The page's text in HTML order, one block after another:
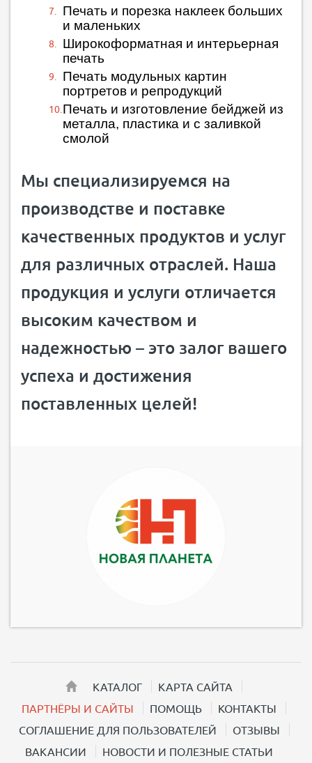
Печать и порезка наклеек больших
и маленьких
Широкоформатная и интерьерная
печать
Печать модульных картин
портретов и репродукций
Печать и изготовление бейджей из
металла, пластика и с заливкой
смолой
Мы специализируемся на
производстве и поставке
качественных продуктов и услуг
для различных отраслей. Наша
продукция и услуги отличается
высоким качеством и
надежностью – это залог вашего
успеха и достижения
поставленных целей!
КАТАЛОГ
КАРТА САЙТА
ПАРТНЁРЫ И САЙТЫ
ПОМОЩЬ
КОНТАКТЫ
СОГЛАШЕНИЕ ДЛЯ ПОЛЬЗОВАТЕЛЕЙ
ОТЗЫВЫ
ВАКАНСИИ
НОВОСТИ И ПОЛЕЗНЫЕ СТАТЬИ